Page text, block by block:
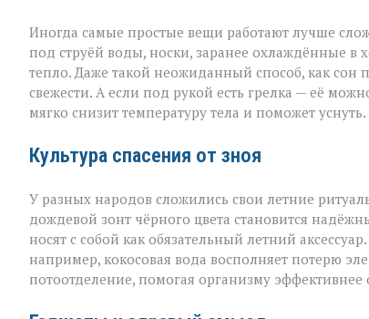
Иногда самые простые вещи работают лучше
под струёй воды, носки, заранее охлаждённые
тепло. Даже такой неожиданный способ, как
свежести. А если под рукой есть грелка — её
мягко снизит температуру тела и поможет уснуть.
Культура спасения от зноя
У разных народов сложились свои летние
дождевой зонт чёрного цвета становится
носят с собой как обязательный летний
например, кокосовая вода восполняет потерю
потоотделение, помогая организму эффективнее